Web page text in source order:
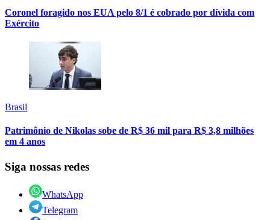
Coronel foragido nos EUA pelo 8/1 é cobrado por dívida com
Exército
Brasil
Patrimônio de Nikolas sobe de R$ 36 mil para R$ 3,8 milhões
em 4 anos
Siga nossas redes
WhatsApp
Telegram